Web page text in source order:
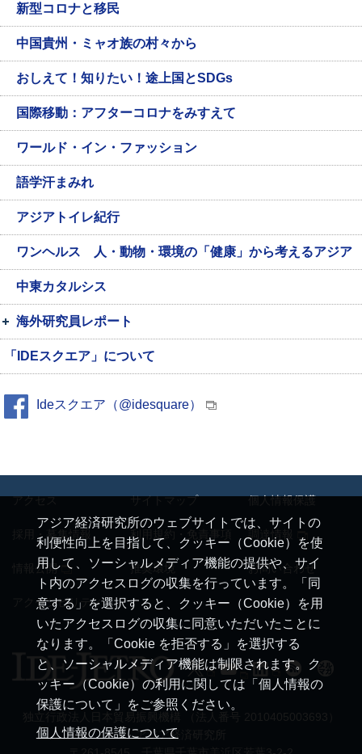
新型コロナと移民
中国貴州・ミャオ族の村々から
おしえて！知りたい！途上国とSDGs
国際移動：アフターコロナをみすえて
ワールド・イン・ファッション
語学汗まみれ
アジアトイレ紀行
ワンヘルス 人・動物・環境の「健康」から考えるアジア
中東カタルシス
海外研究員レポート
「IDEスクエア」について
Ideスクエア（@idesquare）
アジア経済研究所のウェブサイトでは、サイトの
利便性向上を目指して、クッキー（Cookie）を使
用して、ソーシャルメディア機能の提供や、サイ
ト内のアクセスログの収集を行っています。「同
意する」を選択すると、クッキー（Cookie）を用
いたアクセスログの収集に同意いただいたことに
なります。「Cookie を拒否する」を選択する
と、ソーシャルメディア機能は制限されます。ク
ッキー（Cookie）の利用に関しては「個人情報の
保護について」をご参照ください。
個人情報の保護について
アクセス サイトマップ 個人情報保護
採用・募集情報 利用規約・免責事項
情報公開 推奨環境 お問い合わせ
アクセシビリティ
アジア経済研究所